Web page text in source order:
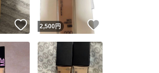
いいね！
2,500円